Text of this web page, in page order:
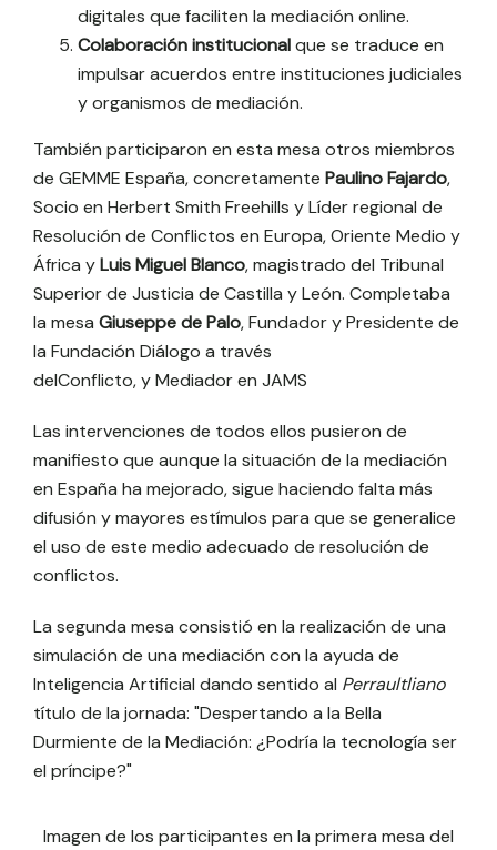
digitales que faciliten la mediación online.
Colaboración institucionalque se traduce en
impulsar acuerdos entre instituciones judiciales
y organismos de mediación.
También participaron en esta mesa otros miembros
de GEMME España, concretamente Paulino Fajardo,
Socio en Herbert Smith Freehills y Líder regional de
Resolución de Conflictos en Europa, Oriente Medio y
África yLuis Miguel Blanco, magistrado del Tribunal
Superior de Justicia de Castilla y León. Completaba
la mesa Giuseppe de Palo, Fundador y Presidente de
la Fundación Diálogo a través
delConflicto, y Mediador en JAMS
Las intervenciones de todos ellos pusieron de
manifiesto que aunque la situación de la mediación
en España ha mejorado, sigue haciendo falta más
difusión y mayores estímulos para que se generalice
el uso de este medio adecuado de resolución de
conflictos.
La segunda mesa consistió en la realización de una
simulación de una mediación con la ayuda de
Inteligencia Artificial dando sentido al Perraultliano
título de la jornada: "Despertando a la Bella
Durmiente de la Mediación: ¿Podría la tecnología ser
el príncipe?"
Imagen de los participantes en la primera mesa del